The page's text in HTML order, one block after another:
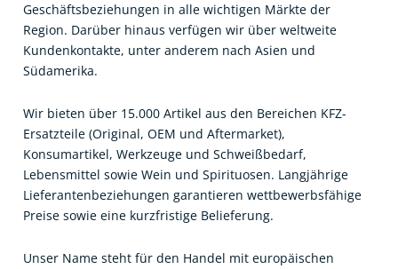
Geschäftsbeziehungen in alle wichtigen Märkte der
Region. Darüber hinaus verfügen wir über weltweite
Kundenkontakte, unter anderem nach Asien und
Südamerika.
Wir bieten über 15.000 Artikel aus den Bereichen KFZ-
Ersatzteile (Original, OEM und Aftermarket),
Konsumartikel, Werkzeuge und Schweißbedarf,
Lebensmittel sowie Wein und Spirituosen. Langjährige
Lieferantenbeziehungen garantieren wettbewerbsfähige
Preise sowie eine kurzfristige Belieferung.
Unser Name steht für den Handel mit europäischen